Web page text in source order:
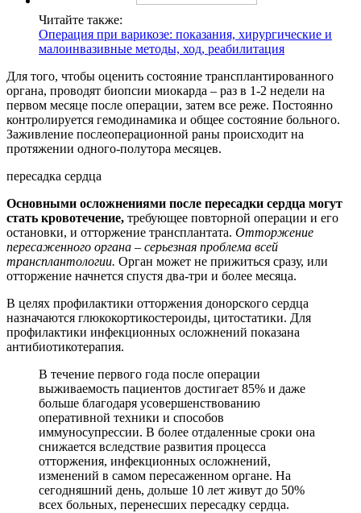
Читайте также:
Операция при варикозе: показания, хирургические и
малоинвазивные методы, ход, реабилитация
Для того, чтобы оценить состояние трансплантированного
органа, проводят биопсии миокарда – раз в 1-2 недели на
первом месяце после операции, затем все реже. Постоянно
контролируется гемодинамика и общее состояние больного.
Заживление послеоперационной раны происходит на
протяжении одного-полутора месяцев.
пересадка сердца
Основными осложнениями после пересадки сердца могут
стать кровотечение, требующее повторной операции и его
остановки, и отторжение трансплантата. Отторжение
пересаженного органа – серьезная проблема всей
трансплантологии. Орган может не прижиться сразу, или
отторжение начнется спустя два-три и более месяца.
В целях профилактики отторжения донорского сердца
назначаются глюкокортикостероиды, цитостатики. Для
профилактики инфекционных осложнений показана
антибиотикотерапия.
В течение первого года после операции
выживаемость пациентов достигает 85% и даже
больше благодаря усовершенствованию
оперативной техники и способов
иммуносупрессии. В более отдаленные сроки она
снижается вследствие развития процесса
отторжения, инфекционных осложнений,
изменений в самом пересаженном органе. На
сегодняшний день, дольше 10 лет живут до 50%
всех больных, перенесших пересадку сердца.